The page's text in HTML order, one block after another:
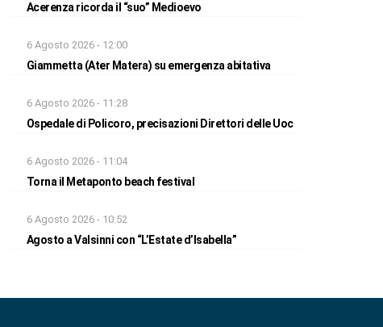
Acerenza ricorda il “suo” Medioevo
6 Agosto 2026 - 12:00
Giammetta (Ater Matera) su emergenza abitativa
6 Agosto 2026 - 11:28
Ospedale di Policoro, precisazioni Direttori delle Uoc
6 Agosto 2026 - 11:04
Torna il Metaponto beach festival
6 Agosto 2026 - 10:52
Agosto a Valsinni con “L’Estate d’Isabella”